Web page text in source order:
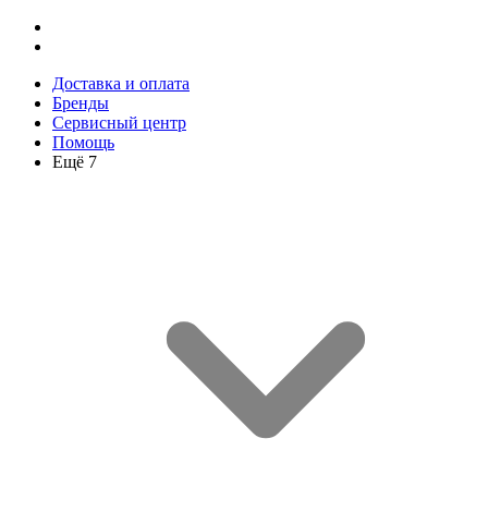
Доставка и оплата
Бренды
Сервисный центр
Помощь
Ещё 7